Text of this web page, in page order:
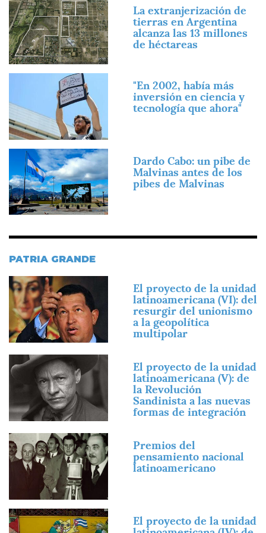
Imagen
La extranjerización de
tierras en Argentina
alcanza las 13 millones
de héctareas
"En 2002, había más
inversión en ciencia y
tecnología que ahora"
Imagen
Dardo Cabo: un pibe de
Malvinas antes de los
pibes de Malvinas
PATRIA GRANDE
Imagen
El proyecto de la unidad
latinoamericana (VI): del
resurgir del unionismo
a la geopolítica
multipolar
Imagen
El proyecto de la unidad
latinoamericana (V): de
la Revolución
Sandinista a las nuevas
formas de integración
Imagen
Premios del
pensamiento nacional
latinoamericano
Imagen
El proyecto de la unidad